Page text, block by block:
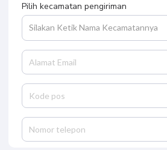
Pilih kecamatan pengiriman
Silakan Ketik Nama Kecamatannya